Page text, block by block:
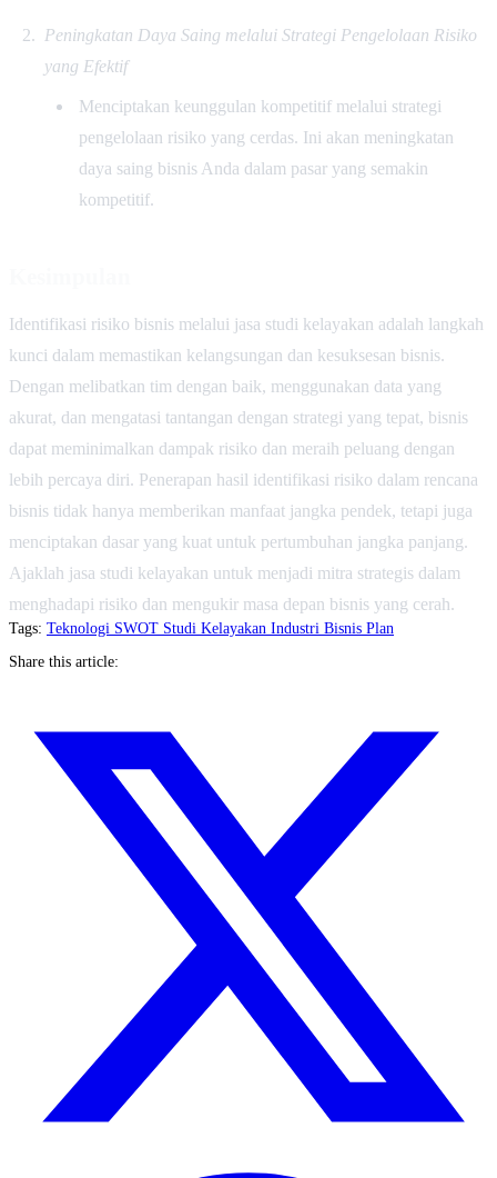
Peningkatan Daya Saing melalui Strategi Pengelolaan Risiko
yang Efektif
Menciptakan keunggulan kompetitif melalui strategi
pengelolaan risiko yang cerdas. Ini akan meningkatan
daya saing bisnis Anda dalam pasar yang semakin
kompetitif.
Identifikasi risiko bisnis melalui jasa studi kelayakan adalah langkah
kunci dalam memastikan kelangsungan dan kesuksesan bisnis.
Dengan melibatkan tim dengan baik, menggunakan data yang
akurat, dan mengatasi tantangan dengan strategi yang tepat, bisnis
dapat meminimalkan dampak risiko dan meraih peluang dengan
lebih percaya diri. Penerapan hasil identifikasi risiko dalam rencana
bisnis tidak hanya memberikan manfaat jangka pendek, tetapi juga
menciptakan dasar yang kuat untuk pertumbuhan jangka panjang.
Ajaklah jasa studi kelayakan untuk menjadi mitra strategis dalam
menghadapi risiko dan mengukir masa depan bisnis yang cerah.
Tags: Teknologi SWOT Studi Kelayakan Industri Bisnis Plan
Share this article: